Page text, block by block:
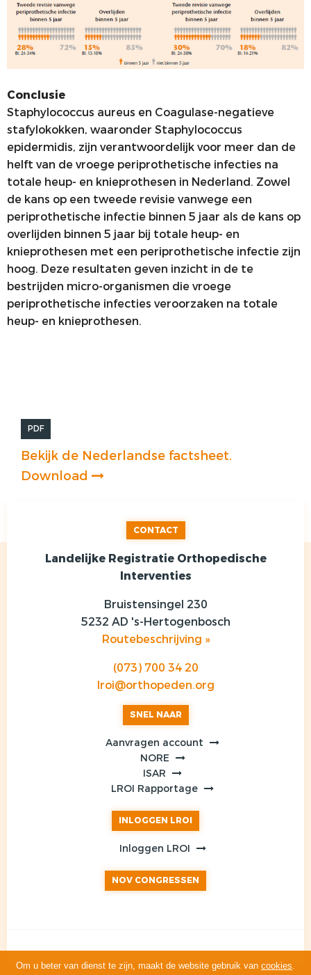
Conclusie
Staphylococcus aureus en Coagulase-negatieve
stafylokokken, waaronder Staphylococcus
epidermidis, zijn verantwoordelijk voor meer dan de
helft van de vroege periprothetische infecties na
totale heup- en knieprothesen in Nederland. Zowel
de kans op een tweede revisie vanwege een
periprothetische infectie binnen 5 jaar als de kans op
overlijden binnen 5 jaar bij totale heup- en
knieprothesen met een periprothetische infectie zijn
hoog. Deze resultaten geven inzicht in de te
bestrijden micro-organismen die vroege
periprothetische infecties veroorzaken na totale
heup- en knieprothesen.
PDF
Bekijk de Nederlandse factsheet.
Download
CONTACT
Landelijke Registratie Orthopedische
Interventies
Bruistensingel 230
5232 AD 's-Hertogenbosch
Routebeschrijving »
(073) 700 34 20
lroi@orthopeden.org
SNEL NAAR
Aanvragen account
NORE
ISAR
LROI Rapportage
INLOGGEN LROI
Inloggen LROI
NOV CONGRESSEN
Om u beter van dienst te zijn, maakt de website gebruik van cookies.